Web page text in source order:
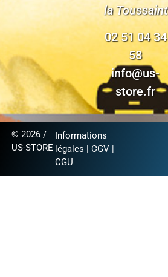
la Toussaint
02 51 04 34
58
info@us-
store.fr
© 2026 /
US-STORE
Informations
légales |CGV |
CGU